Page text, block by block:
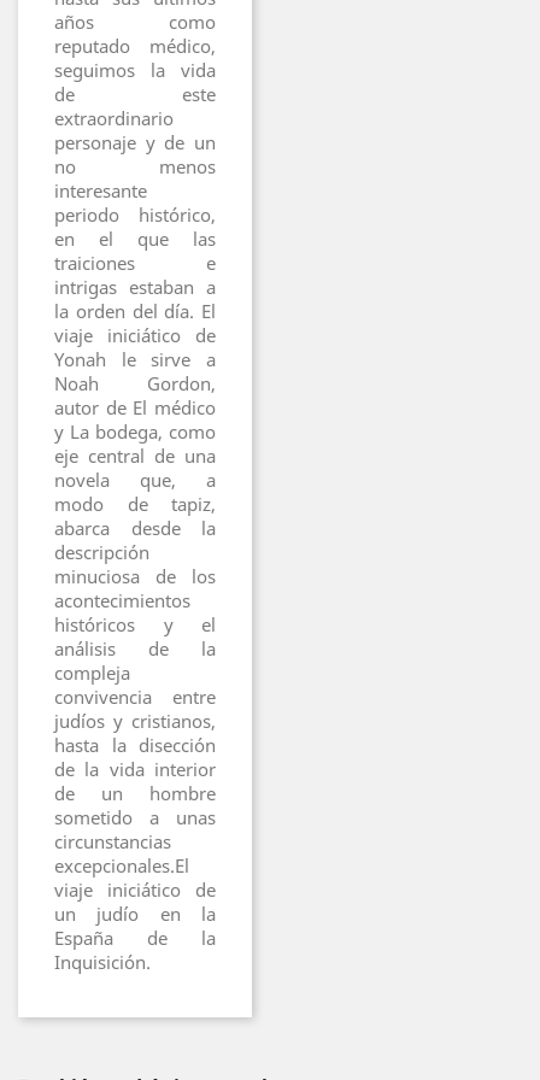
años como
reputado médico,
seguimos la vida
de este
extraordinario
personaje y de un
no menos
interesante
periodo histórico,
en el que las
traiciones e
intrigas estaban a
la orden del día. El
viaje iniciático de
Yonah le sirve a
Noah Gordon,
autor de El médico
y La bodega, como
eje central de una
novela que, a
modo de tapiz,
abarca desde la
descripción
minuciosa de los
acontecimientos
históricos y el
análisis de la
compleja
convivencia entre
judíos y cristianos,
hasta la disección
de la vida interior
de un hombre
sometido a unas
circunstancias
excepcionales.El
viaje iniciático de
un judío en la
España de la
Inquisición.